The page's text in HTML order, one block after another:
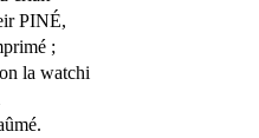
PINÉ,
;
la watchi